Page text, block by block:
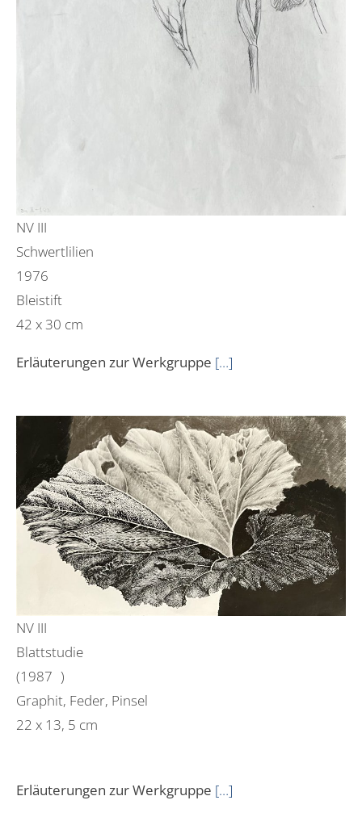
NV III
Schwertlilien
1976
Bleistift
42 x 30 cm
Erläuterungen zur Werkgruppe […]
NV III
Blattstudie
(1987 )
Graphit, Feder, Pinsel
22 x 13, 5 cm
Erläuterungen zur Werkgruppe […]